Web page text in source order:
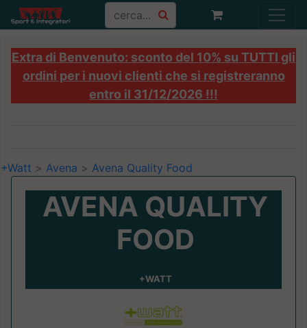
Extra di Benvenuto: sconto del 10% su TUTTI gli
ordini per i nuovi clienti che si registreranno
entro il 31/12/2026 !!!
+Watt > Avena > Avena Quality Food
AVENA QUALITY
FOOD
+WATT